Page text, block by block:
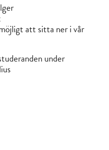
att sitta ner i vår
under